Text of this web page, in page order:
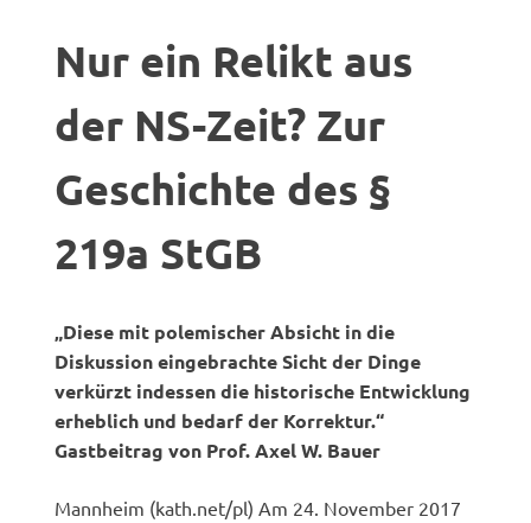
Nur ein Relikt aus
der NS-Zeit? Zur
Geschichte des §
219a StGB
„Diese mit polemischer Absicht in die
Diskussion eingebrachte Sicht der Dinge
verkürzt indessen die historische Entwicklung
erheblich und bedarf der Korrektur.“
Gastbeitrag von Prof. Axel W. Bauer
Mannheim (kath.net/pl) Am 24. November 2017